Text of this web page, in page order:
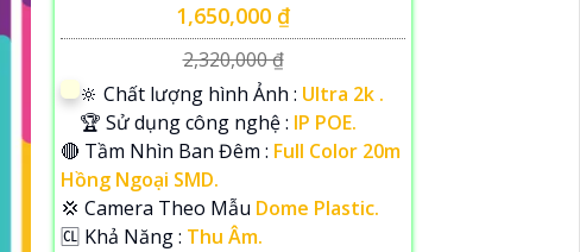
1,650,000 ₫
2,320,000 ₫
🔆 Chất lượng hình Ảnh : Ultra 2k .
🏆 Sử dụng công nghệ : IP POE.
🔴 Tầm Nhìn Ban Đêm : Full Color 20m
Hồng Ngoại SMD.
💢 Camera Theo Mẫu Dome Plastic.
️🆑 Khả Năng : Thu Âm.